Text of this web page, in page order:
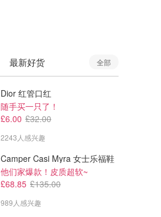
最新好货 全部
Dior 红管口红
随手买一只了！
£6.00 £32.00
2243人感兴趣
Camper Casi Myra 女士乐福鞋
他们家爆款！皮质超软~
£68.85 £135.00
989人感兴趣